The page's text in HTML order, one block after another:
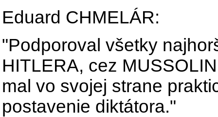
Eduard CHMELÁR:
"Podporoval všetky
HITLERA, cez
mal vo svojej strane
postavenie diktátora."